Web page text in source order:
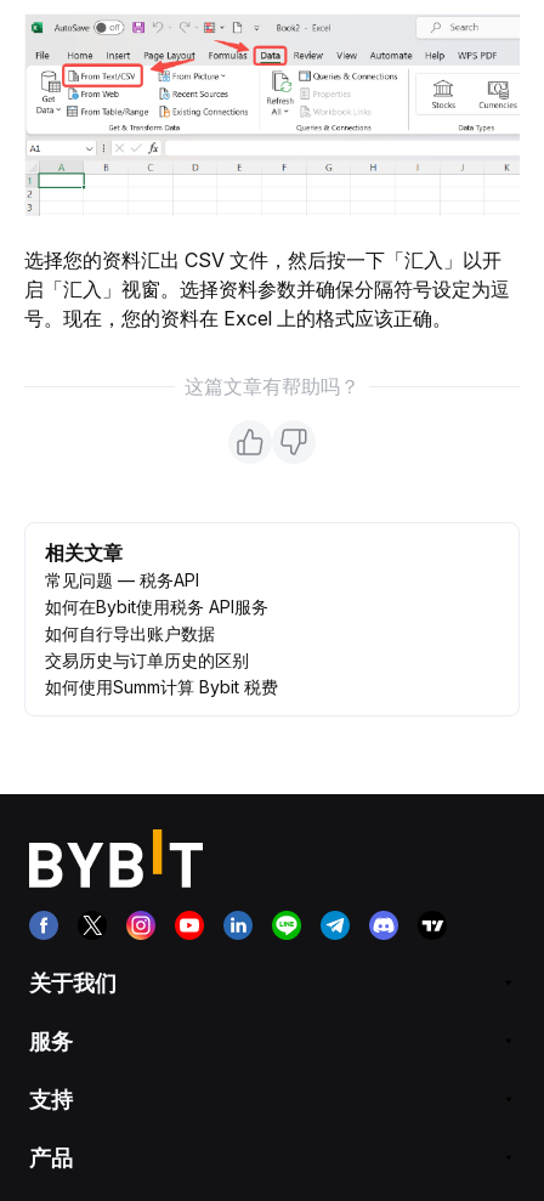
选择您的资料汇出 CSV 文件，然后按一下「汇入」以开
启「汇入」视窗。选择资料参数并确保分隔符号设定为逗
号。现在，您的资料在 Excel 上的格式应该正确。
这篇文章有帮助吗？
相关文章
常见问题 — 税务API
如何在Bybit使用税务 API服务
如何自行导出账户数据
交易历史与订单历史的区别
如何使用Summ计算 Bybit 税费
关于我们
服务
支持
产品